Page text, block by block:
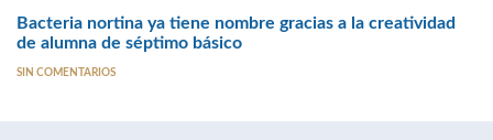
Bacteria nortina ya tiene nombre gracias a la creatividad
de alumna de séptimo básico
SIN COMENTARIOS